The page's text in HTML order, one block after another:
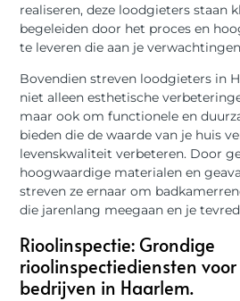
realiseren, deze loodgieters staan
begeleiden door het proces en
te leveren die aan je
Bovendien streven loodgieters in
niet alleen esthetische
maar ook om functionele en
bieden die de waarde van je huis
levenskwaliteit verbeteren. Door
hoogwaardige materialen en
streven ze ernaar om
die jarenlang meegaan en je
Rioolinspectie: Grondige
rioolinspectiediensten
bedrijven in Haarlem.